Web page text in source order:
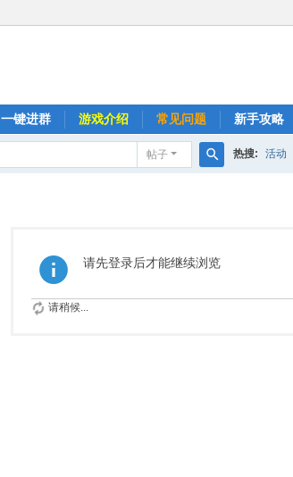
一键进群 游戏介绍 常见问题 新手攻略
帖子 热搜: 活动
请先登录后才能继续浏览
请稍候...